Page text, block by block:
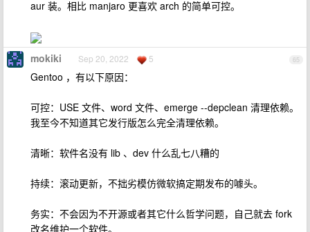
aur 装。相比 manjaro 更喜欢 arch 的简单可控。
65
mokiki Sep 20, 2022 5
Gentoo ，有以下原因：
可控：USE 文件、word 文件、emerge --depclean 清理依赖。
我至今不知道其它发行版怎么完全清理依赖。
清晰：软件名没有 lib 、dev 什么乱七八糟的
持续：滚动更新，不拙劣模仿微软搞定期发布的噱头。
务实：不会因为不开源或者其它什么哲学问题，自己就去 fork
改名维护一个软件。